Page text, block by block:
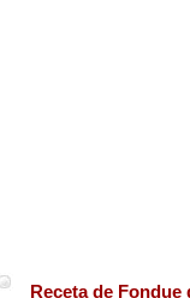
Receta de